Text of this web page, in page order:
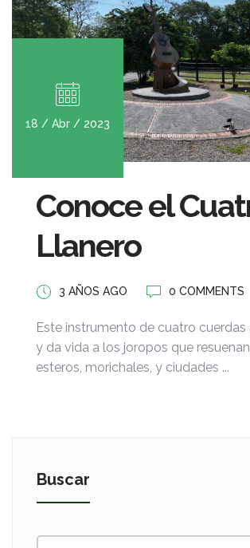
18 / Abr / 2023
Conoce el
Llanero
3 AÑOS AGO 0 COMMENTS
Este instrumento de cuatro
y da vida a los joropos que
esteros, morichales, y ciudades ...
Buscar